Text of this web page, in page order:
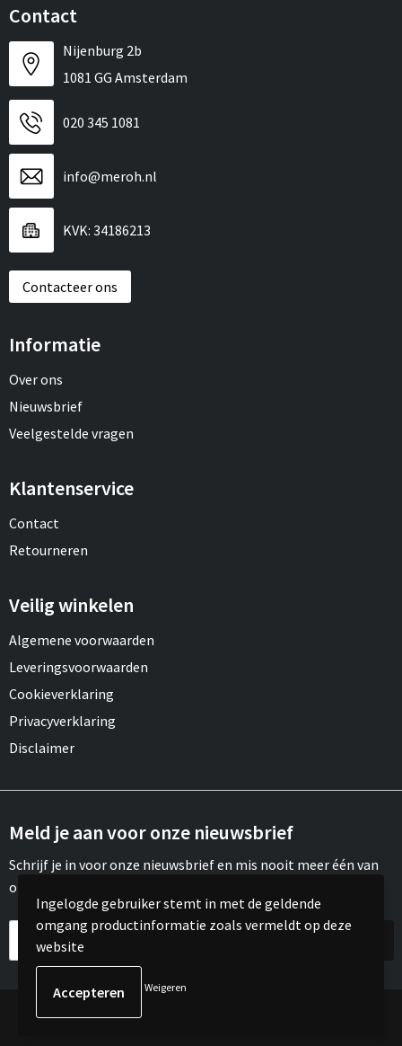
Contact
Nijenburg 2b
1081 GG Amsterdam
020 345 1081
info@meroh.nl
KVK: 34186213
Contacteer ons
Informatie
Over ons
Nieuwsbrief
Veelgestelde vragen
Klantenservice
Contact
Retourneren
Veilig winkelen
Algemene voorwaarden
Leveringsvoorwaarden
Cookieverklaring
Privacyverklaring
Disclaimer
Meld je aan voor onze nieuwsbrief
Schrijf je in voor onze nieuwsbrief en mis nooit meer één van
onze leuke aanbiedingen of updates.
© Copyright Meroh 2022
Ingelogde gebruiker stemt in met de geldende
omgang productinformatie zoals vermeldt op deze
website
Weigeren